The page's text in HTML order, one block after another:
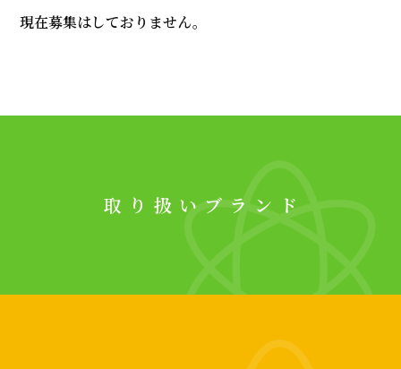
現在募集はしておりません。
取り扱いブランド